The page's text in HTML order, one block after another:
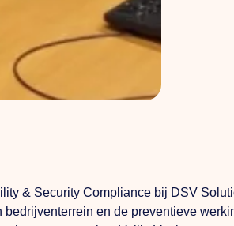
& Security Compliance bij DSV
en de preventieve